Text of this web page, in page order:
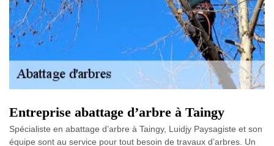
Entreprise abattage d’arbre à Taingy
Spécialiste en abattage d’arbre à Taingy, Luidjy Paysagiste et son
équipe sont au service pour tout besoin de travaux d’arbres. Un